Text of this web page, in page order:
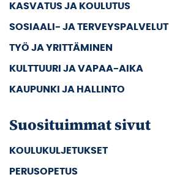
KASVATUS JA KOULUTUS
SOSIAALI- JA TERVEYSPALVELUT
TYÖ JA YRITTÄMINEN
KULTTUURI JA VAPAA-AIKA
KAUPUNKI JA HALLINTO
Suosituimmat sivut
KOULUKULJETUKSET
PERUSOPETUS